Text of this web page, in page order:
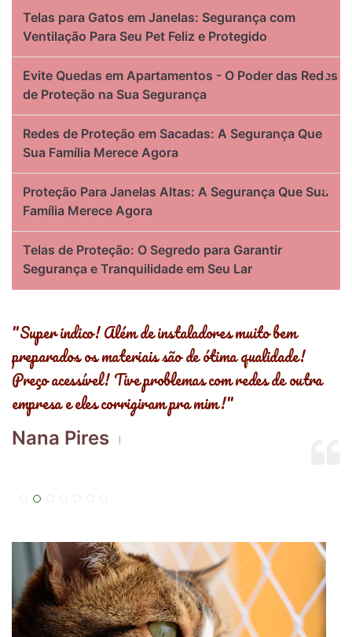
Telas para Gatos em Janelas: Segurança com
Ventilação Para Seu Pet Feliz e Protegido
Evite Quedas em Apartamentos - O Poder das Redes
de Proteção na Sua Segurança
Redes de Proteção em Sacadas: A Segurança Que
Sua Família Merece Agora
Proteção Para Janelas Altas: A Segurança Que Sua
Família Merece Agora
Telas de Proteção: O Segredo para Garantir
Segurança e Tranquilidade em Seu Lar
"Super indico! Além de instaladores muito bem
preparados os materiais são de ótima qualidade!
Preço acessível! Tive problemas com redes de outra
empresa e eles corrigiram pra mim!"
Nana Pires